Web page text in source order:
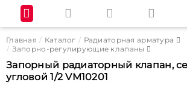
Главная Каталог
Радиаторная арматура
Запорно-регулирующие клапаны
Запорный радиаторный клапан,
угловой 1/2 VM10201